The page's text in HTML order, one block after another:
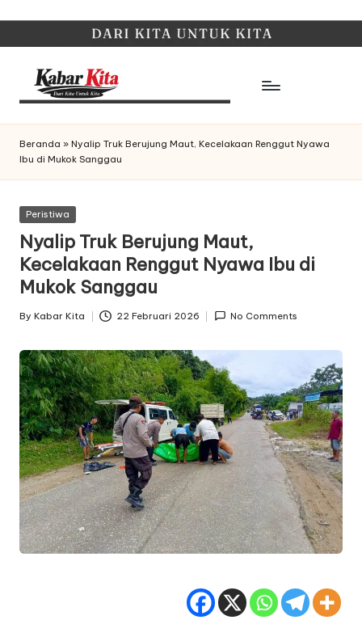
content
K
a
b
a
r
K
it
a
Beranda » Nyalip Truk Berujung Maut, Kecelakaan Renggut Nyawa
Ibu di Mukok Sanggau
Posted
Peristiwa
Nyalip Truk Berujung Maut,
Kecelakaan Renggut Nyawa Ibu di
Mukok Sanggau
Posted
By Kabar Kita 22 Februari 2026 No Comments